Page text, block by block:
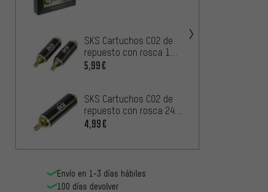
SKS Cartuchos CO2 de
repuesto con rosca 16
g - 2 piezas
5,99€
SKS Cartuchos CO2 de
repuesto con rosca 24
g - 1 piezas
4,99€
Envío en 1-3 días hábiles
100 días devolver